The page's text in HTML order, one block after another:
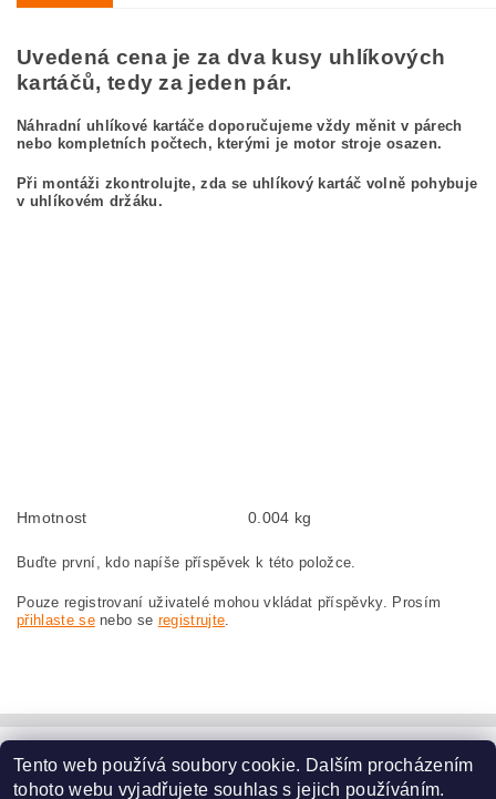
Uvedená cena je za dva kusy uhlíkových
kartáčů, tedy za jeden pár.
Náhradní uhlíkové kartáče doporučujeme vždy měnit v párech
nebo kompletních počtech, kterými je motor stroje osazen.
Při montáži zkontrolujte, zda se uhlíkový kartáč volně pohybuje
v uhlíkovém držáku.
Hmotnost 0.004 kg
Buďte první, kdo napíše příspěvek k této položce.
Pouze registrovaní uživatelé mohou vkládat příspěvky. Prosím
přihlaste senebo se registrujte.
www.dodilny.cz
Tento web používá soubory cookie. Dalším procházením
tohoto webu vyjadřujete souhlas s jejich používáním.